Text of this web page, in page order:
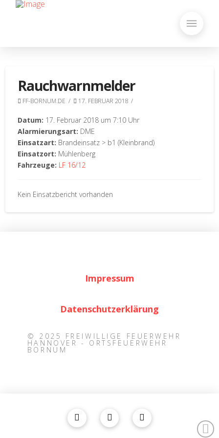
Rauchwarnmelder
FF-BORNUM.DE 17. FEBRUAR 2018
Datum: 17. Februar 2018 um 7:10 Uhr
Alarmierungsart: DME
Einsatzart: Brandeinsatz > b1 (Kleinbrand)
Einsatzort: Mühlenberg
Fahrzeuge: LF 16/12
Kein Einsatzbericht vorhanden
Impressum
Datenschutzerklärung
© 2025 FREIWILLIGE FEUERWEHR
HANNOVER - ORTSFEUERWEHR
BORNUM